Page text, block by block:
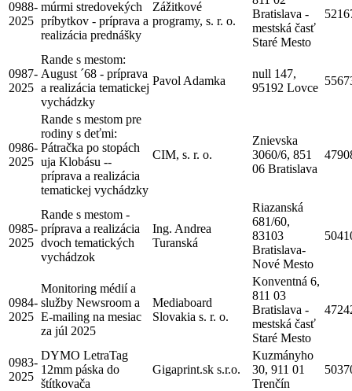
0988-
2025
múrmi stredovekých
príbytkov - príprava a
realizácia prednášky
Zážitkové
programy, s. r. o.
Bratislava -
mestská časť
Staré Mesto
0987-
2025
Rande s mestom:
August ´68 - príprava
a realizácia tematickej
vychádzky
Pavol Adamka
null 147,
95192 Lovce
0986-
2025
Rande s mestom pre
rodiny s deťmi:
Pátračka po stopách
uja Klobásu --
príprava a realizácia
tematickej vychádzky
CIM, s. r. o.
Znievska
3060/6, 851
06 Bratislava
0985-
2025
Rande s mestom -
príprava a realizácia
dvoch tematických
vychádzok
Ing. Andrea
Turanská
Riazanská
681/60,
83103
Bratislava-
Nové Mesto
0984-
2025
Monitoring médií a
služby Newsroom a
E-mailing na mesiac
za júl 2025
Mediaboard
Slovakia s. r. o.
Konventná 6,
811 03
Bratislava -
mestská časť
Staré Mesto
0983-
2025
DYMO LetraTag
12mm páska do
štítkovača
Gigaprint.sk s.r.o.
Kuzmányho
30, 911 01
Trenčín